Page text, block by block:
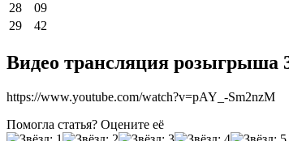
28
09
29
42
Видео трансляция розыгрыша
https://www.youtube.com/watch?v=pAY_-Sm2nzM
Помогла статья? Оцените её